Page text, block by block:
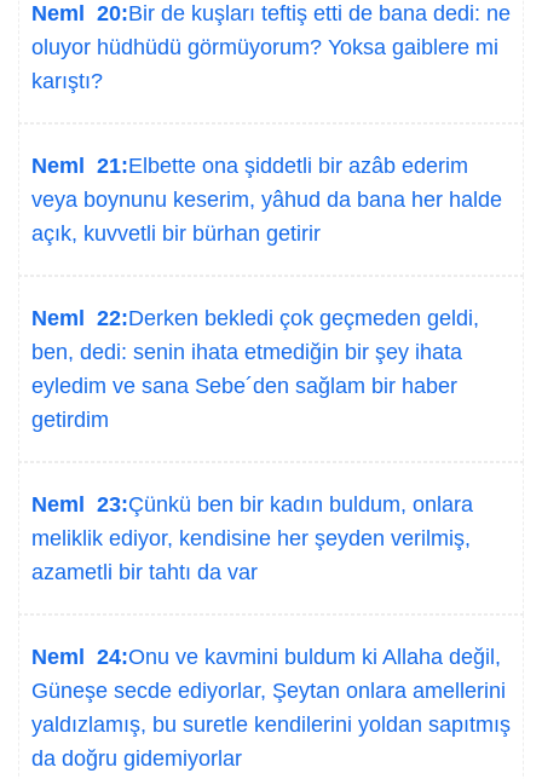
Neml 20:Bir de kuşları teftiş etti de bana dedi: ne
oluyor hüdhüdü görmüyorum? Yoksa gaiblere mi
karıştı?
Neml 21:Elbette ona şiddetli bir azâb ederim
veya boynunu keserim, yâhud da bana her halde
açık, kuvvetli bir bürhan getirir
Neml 22:Derken bekledi çok geçmeden geldi,
ben, dedi: senin ihata etmediğin bir şey ihata
eyledim ve sana Sebe´den sağlam bir haber
getirdim
Neml 23:Çünkü ben bir kadın buldum, onlara
meliklik ediyor, kendisine her şeyden verilmiş,
azametli bir tahtı da var
Neml 24:Onu ve kavmini buldum ki Allaha değil,
Güneşe secde ediyorlar, Şeytan onlara amellerini
yaldızlamış, bu suretle kendilerini yoldan sapıtmış
da doğru gidemiyorlar